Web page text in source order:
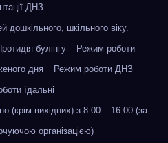
ДНЗ
дошкільного, шкільного віку.
булінгу
Режим роботи
дня
Режим роботи ДНЗ
їдальні
(крім вихідних) з 8:00 – 16:00 (за
організацією)